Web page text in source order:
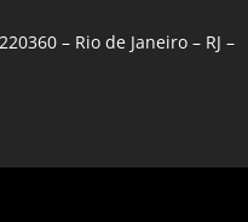
– Rio de Janeiro – RJ –